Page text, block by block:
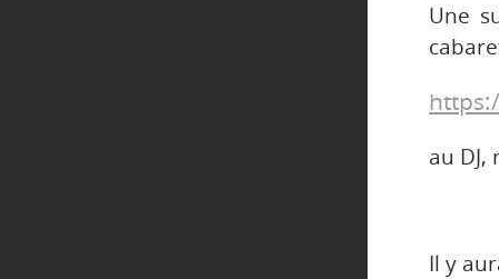
Une
au
Il y